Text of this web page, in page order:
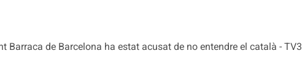
Barraca de Barcelona ha estat acusat de no entendre el català - TV3